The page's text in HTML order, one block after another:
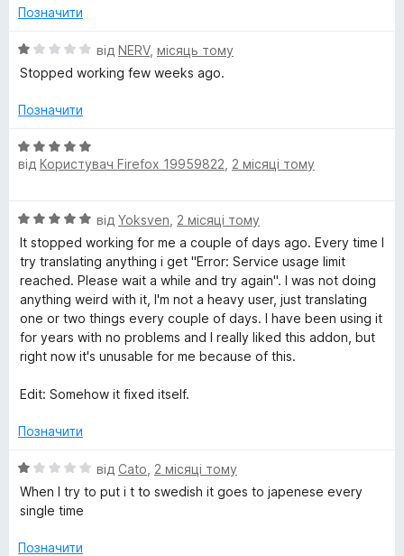
T
r
a
n
s
l
a
t
e
5
а
з
5
Позначити
О
ц
н
а
1
від NERV, місяць тому
Stopped working few weeks ago.
Позначити
О
ц
к
а
5
з
5
від Користувач Firefox 19959822 2 місяці тому
О
ц
н
к
а
5
з
від Yoksven 2 місяці тому
It stopped working for me a couple of days ago. Every time I
try translating anything i get "Error: Service usage limit
reached. Please wait a while and try again". I was not doing
anything weird with it, I'm not a heavy user, just translating
one or two things every couple of days. I have been using it
for years with no problems and I really liked this addon, but
right now it's unusable for me because of this.
Edit: Somehow it fixed itself.
Позначити
О
ц
к
від Cato 2 місяці тому
When I try to put i t to swedish it goes to japenese every
single time
Позначити